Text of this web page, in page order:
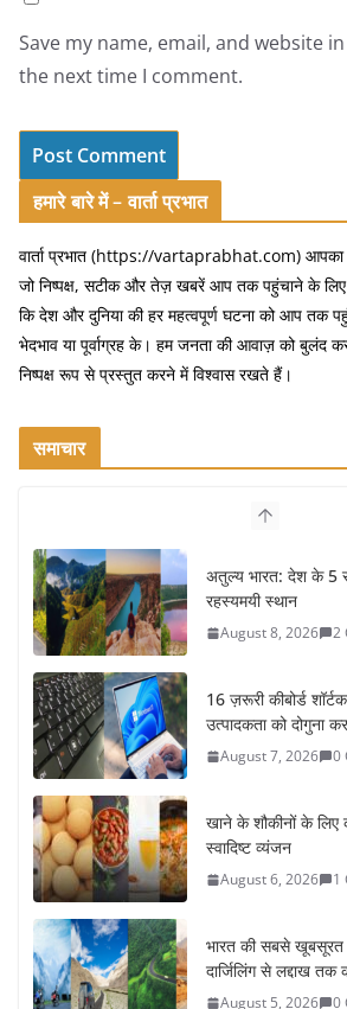
Save my name, email, and website
the next time I comment.
हमारे बारे में – वार्ता प्रभात
वार्ता प्रभात (https://vartaprabhat.com) आपका
जो निष्पक्ष, सटीक और तेज़ खबरें आप तक पहुंचाने के लिए
कि देश और दुनिया की हर महत्वपूर्ण घटना को आप तक
भेदभाव या पूर्वाग्रह के। हम जनता की आवाज़ को बुलंद
निष्पक्ष रूप से प्रस्तुत करने में विश्वास रखते हैं।
समाचार
16 ज़रूरी कीबोर्ड
उत्पादकता को दोगुना कर
August 7, 2026 0
खाने के शौकीनों के लिए
स्वादिष्ट व्यंजन
August 6, 2026 1
भारत की सबसे खूबसूरत
दार्जिलिंग से लद्दाख तक
August 5, 2026 0
उत्तर प्रदेश के चार
महल, वाराणसी,
आकर्षण